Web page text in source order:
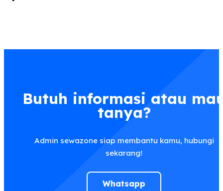
Butuh informasi atau
tanya?
Admin sewazone siap membantu kamu, hubungi
sekarang!
Whatsapp